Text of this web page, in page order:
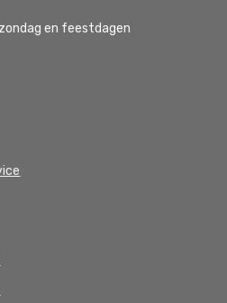
en feestdagen